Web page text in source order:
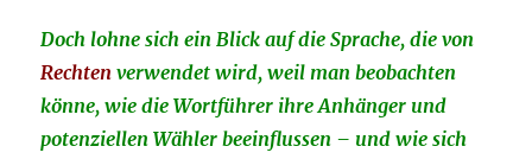
Doch lohne sich ein Blick auf die Sprache, die von
Rechten verwendet wird, weil man beobachten
könne, wie die Wortführer ihre Anhänger und
potenziellen Wähler beeinflussen – und wie sich